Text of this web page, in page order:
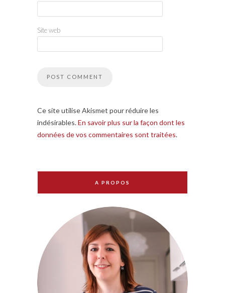
Site web
Ce site utilise Akismet pour réduire les
indésirables.En savoir plus sur la façon dont les
données de vos commentaires sont traitées.
A PROPOS